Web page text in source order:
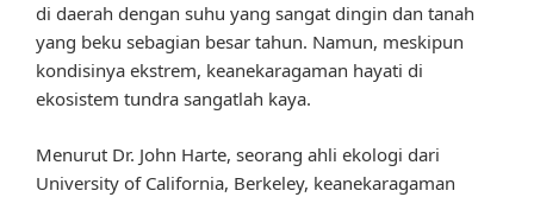
di daerah dengan suhu yang sangat dingin dan tanah
yang beku sebagian besar tahun. Namun, meskipun
kondisinya ekstrem, keanekaragaman hayati di
ekosistem tundra sangatlah kaya.
Menurut Dr. John Harte, seorang ahli ekologi dari
University of California, Berkeley, keanekaragaman